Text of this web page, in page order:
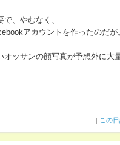
、やむなく、
アカウントを作ったのだが
ッサンの顔写真が予想外に大
| この